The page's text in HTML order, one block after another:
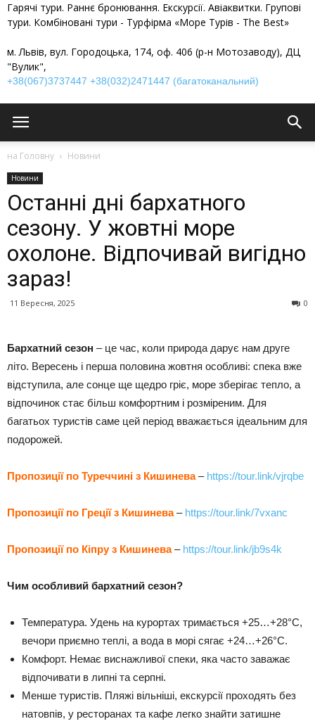
Гарячі тури. Раннє бронювання. Екскурсії. Авіаквитки. Групові
тури. Комбіновані тури - Турфірма «Море Турів - The Best»
м. Львів, вул. Городоцька, 174, оф. 406 (р-н Мотозаводу), ДЦ
"Вулик",
+38(067)3737447 +38(032)2471447 (багатоканальний)
на Головну Новини
Новини
Останні дні бархатного
сезону. У жовтні море
охолоне. Відпочивай вигідно
зараз!
11 Вересня, 2025 0
Бархатний сезон – це час, коли природа дарує нам друге
літо. Вересень і перша половина жовтня особливі: спека вже
відступила, але сонце ще щедро гріє, море зберігає тепло, а
відпочинок стає більш комфортним і розміреним. Для
багатьох туристів саме цей період вважається ідеальним для
подорожей.
Пропозиції по Туреччині з Кишинева– https://tour.link/vjrqbe
Пропозиції по Греції з Кишинева– https://tour.link/7vxanc
Пропозиції по Кіпру з Кишинева– https://tour.link/jb9s4k
Чим особливий бархатний сезон?
Температура. Удень на курортах тримається +25…+28°C,
вечори приємно теплі, а вода в морі сягає +24…+26°C.
Комфорт. Немає виснажливої спеки, яка часто заважає
відпочивати в липні та серпні.
Менше туристів. Пляжі вільніші, екскурсії проходять без
натовпів, у ресторанах та кафе легко знайти затишне